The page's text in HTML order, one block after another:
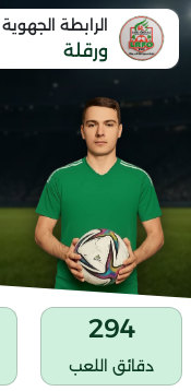
الرابطة
ورقلة
294
دقائق اللعب